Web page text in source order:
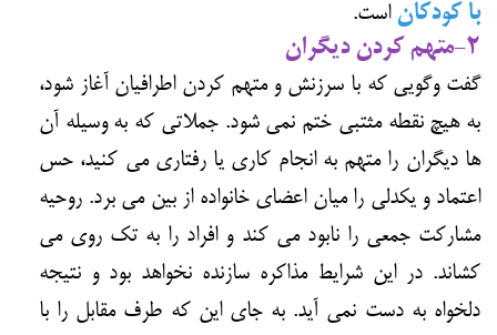
با کودکان است.
2-متهم کردن دیگران
گفت وگویی که با سرزنش و متهم کردن اطرافیان آغاز شود،
به هیچ نقطه مثتبی ختم نمی شود. جملاتی که به وسیله آن
ها دیگران را متهم به انجام کاری یا رفتاری می کنید، حس
اعتماد و یکدلی را میان اعضای خانواده از بین می برد. روحیه
مشارکت جمعی را نابود می کند و افراد را به تک روی می
کشاند. در این شرایط مذاکره سازنده نخواهد بود و نتیجه
دلخواه به دست نمی آید. به جای این که طرف مقابل را با